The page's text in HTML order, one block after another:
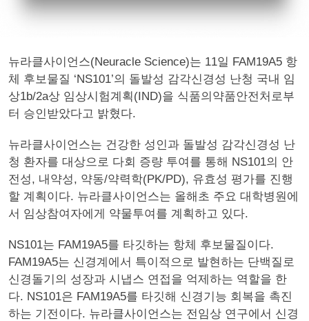
뉴라클사이언스(Neuracle Science)는 11일 FAM19A5 항
체 후보물질 ‘NS101’의 돌발성 감각신경성 난청 국내 임
상1b/2a상 임상시험계획(IND)을 식품의약품안전처로부
터 승인받았다고 밝혔다.
뉴라클사이언스는 건강한 성인과 돌발성 감각신경성 난
청 환자를 대상으로 다회 증량 투여를 통해 NS101의 안
전성, 내약성, 약동/약력학(PK/PD), 유효성 평가를 진행
할 계획이다. 뉴라클사이언스는 올해초 주요 대학병원에
서 임상참여자에게 약물투여를 계획하고 있다.
NS101는 FAM19A5를 타깃하는 항체 후보물질이다.
FAM19A5는 신경계에서 특이적으로 발현하는 단백질로
신경돌기의 성장과 시냅스 연접을 억제하는 역할을 한
다. NS101은 FAM19A5를 타깃해 신경기능 회복을 촉진
하는 기전이다. 뉴라클사이언스는 전임상 연구에서 신경